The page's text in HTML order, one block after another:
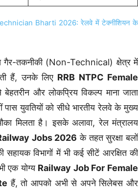
Bharti 2026: रेलवे में टेक्नीशियन के
गैर-तकनीकी (Non-Technical) क्षेत्र में
हैं, उनके लिए RRB NTPC Female
और लोकप्रिय विकल्प माना जाता
पास युवतियों को सीधे भारतीय रेलवे के मुख्य
मिलता है। इसके अलावा, रेल मंत्रालय
Jobs 2026 के तहत सुरक्षा बलों
विभागों में भी कई सीटें आरक्षित की
एक योग्य Railway Job For Female
हैं, तो आपको अभी से अपने सिलेबस और